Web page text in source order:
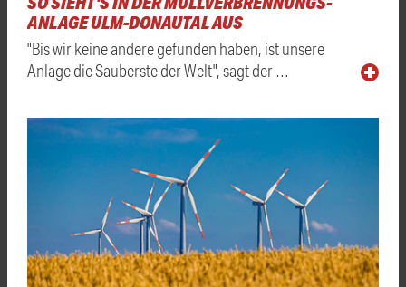
ANLAGE ULM-DONAUTAL AUS
"Bis wir keine andere gefunden haben, ist unsere
Anlage die Sauberste der Welt", sagt der …